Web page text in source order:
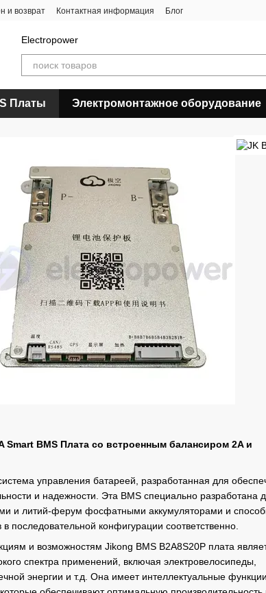
и возврат Контактная информация Блог
Electropower
Платы Электромонтажное оборудование
Smart BMS Плата со встроенным балансиром 2A и
управления батареей, разработанная для
и надежности. Эта BMS специально разработана
и литий-ферум фосфатными аккумуляторами и
последовательной конфигурации соответственно.
и возможностям Jikong BMS B2A8S20P плата
спектра применений, включая электровелосипеды,
энергии и т.д. Она имеет интеллектуальные функции